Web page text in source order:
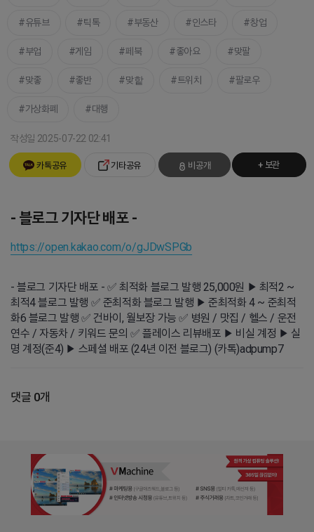
유튜브 틱톡 부동산 인스타 창업
부업 게임 페북 좋아요 맞팔
맞좋 좋반 맞핱 트위치 팔로우
가상화폐 대행
작성일 2025-07-22 02:41
카톡공유 기타공유 비공개 + 보관
- 블로그 기자단 배포 -
https://open.kakao.com/o/gJDwSPGb
- 블로그 기자단 배포 - ✅ 최적화 블로그 발행 25,000원 ▶ 최적2 ~
최적4 블로그 발행 ✅ 준최적화 블로그 발행 ▶ 준최적화 4 ~ 준최적
화6 블로그 발행 ✅ 건바이, 월보장 가능 ✅ 병원 / 맛집 / 헬스 / 운전
연수 / 자동차 / 키워드 문의 ✅ 플레이스 리뷰배포 ▶ 비실 계정 ▶ 실
명 계정(준4) ▶ 스페셜 배포 (24년 이전 블로그) (카톡)adpump7
댓글 0개